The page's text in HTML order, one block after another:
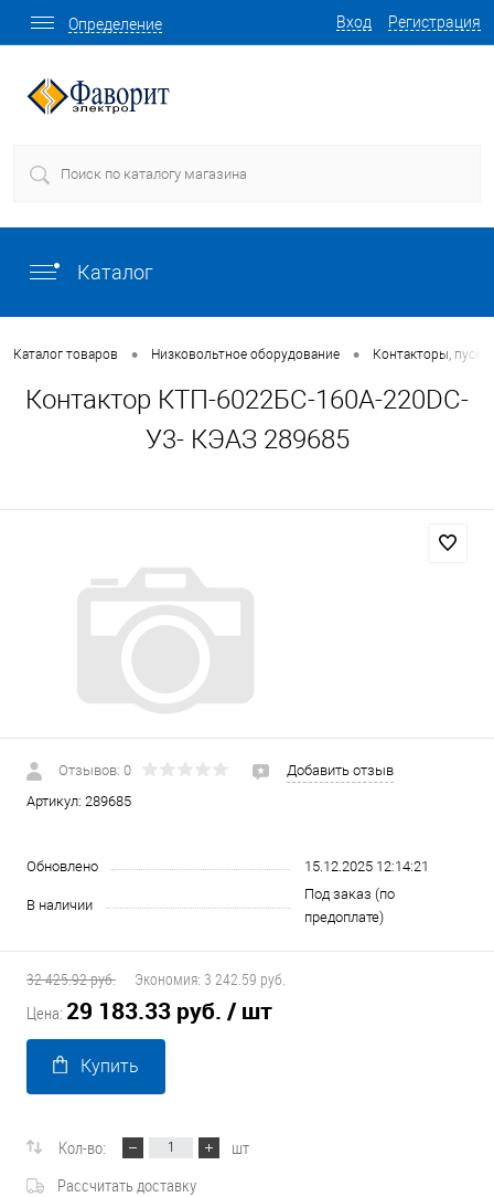
Вход Регистрация
Определение
Каталог
Каталог товаров • Низковольтное оборудование • Контакторы,
Контактор КТП-6022БС-160А-220DC-
У3- КЭАЗ 289685
Отзывов: 0
Добавить отзыв
Артикул: 289685
Обновлено 15.12.2025 12:14:21
В наличии
Под заказ (по
предоплате)
32 425.92 руб. Экономия: 3 242.59 руб.
Цена: 29 183.33 руб. / шт
Купить
Кол-во:
шт
Рассчитать доставку